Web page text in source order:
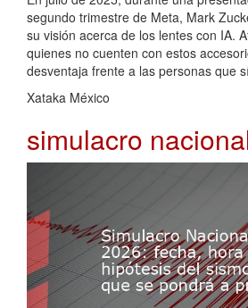
segundo trimestre de Meta, Mark
su visión acerca de los lentes con IA.
quienes no cuenten con estos
desventaja frente a las personas que
Xataka México
simulacro